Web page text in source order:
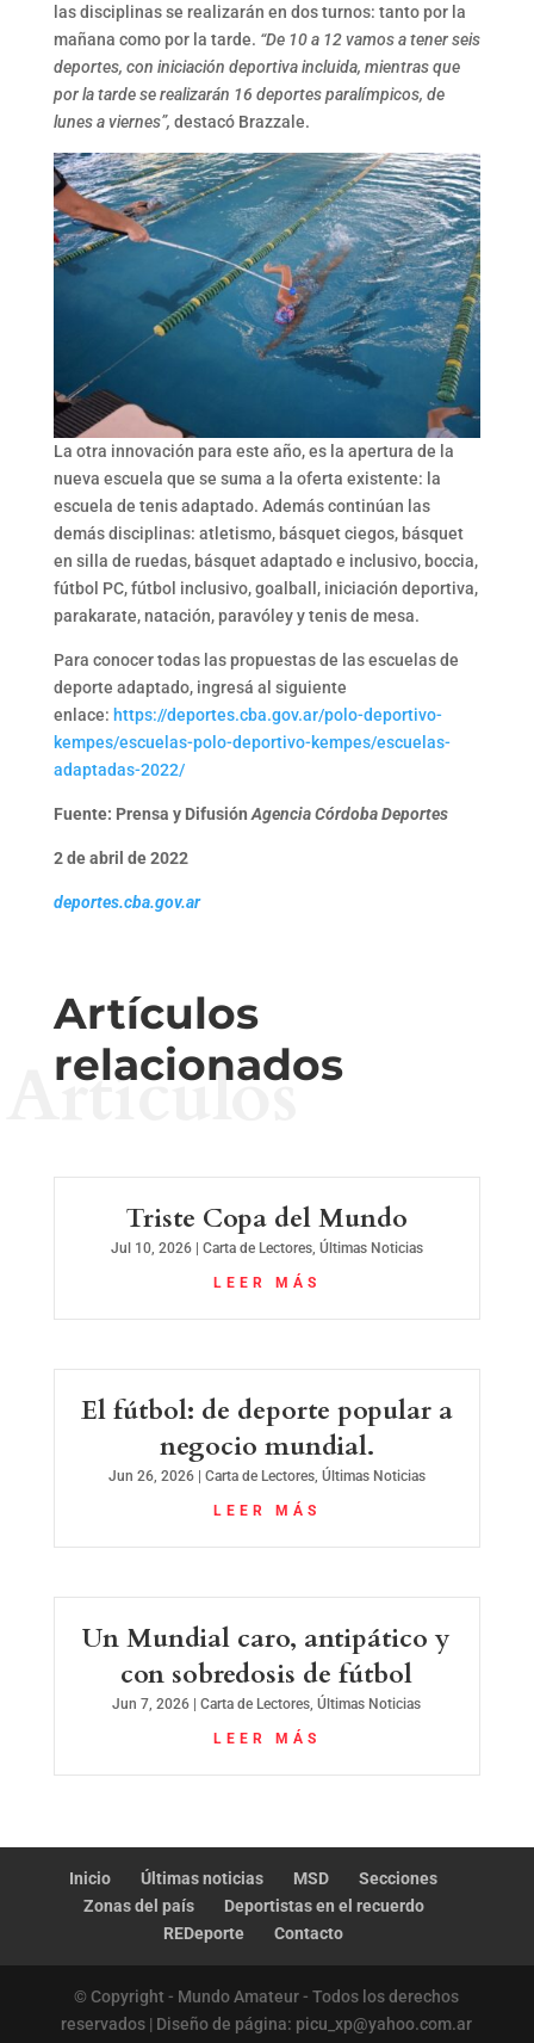
las disciplinas se realizarán en dos turnos: tanto por la
mañana como por la tarde. “De 10 a 12 vamos a tener seis
deportes, con iniciación deportiva incluida, mientras que
por la tarde se realizarán 16 deportes paralímpicos, de
lunes a viernes”, destacó Brazzale.
La otra innovación para este año, es la apertura de la
nueva escuela que se suma a la oferta existente: la
escuela de tenis adaptado. Además continúan las
demás disciplinas: atletismo, básquet ciegos, básquet
en silla de ruedas, básquet adaptado e inclusivo, boccia,
fútbol PC, fútbol inclusivo, goalball, iniciación deportiva,
parakarate, natación, paravóley y tenis de mesa.
Para conocer todas las propuestas de las escuelas de
deporte adaptado, ingresá al siguiente
enlace: https://deportes.cba.gov.ar/polo-deportivo-
kempes/escuelas-polo-deportivo-kempes/escuelas-
adaptadas-2022/
Fuente: Prensa y Difusión Agencia Córdoba Deportes
2 de abril de 2022
deportes.cba.gov.ar
Artículos
relacionados
Artículos
Triste Copa del Mundo
Jul 10, 2026| Carta de Lectores, Últimas Noticias
LEER MÁS
El fútbol: de deporte popular a
negocio mundial.
Jun 26, 2026| Carta de Lectores, Últimas Noticias
LEER MÁS
Un Mundial caro, antipático y
con sobredosis de fútbol
Jun 7, 2026 |Carta de Lectores,Últimas Noticias
LEER MÁS
Inicio Últimas noticias MSD
Secciones
Zonas del país
Deportistas en el recuerdo
REDeporte
Contacto
© Copyright - Mundo Amateur - Todos los derechos
reservados | Diseño de página: picu_xp@yahoo.com.ar